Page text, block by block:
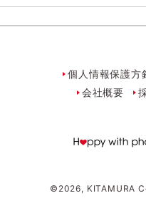
個人情報保護方
会社概要
© 2026, KITAMURA